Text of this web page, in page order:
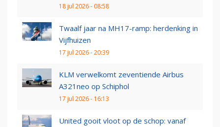
18 jul 2026 - 08:58
Twaalf jaar na MH17-ramp: herdenking in
Vijfhuizen
17 jul 2026 - 20:39
KLM verwelkomt zeventiende Airbus
A321neo op Schiphol
17 jul 2026 - 16:13
United gooit vloot op de schop: vanaf